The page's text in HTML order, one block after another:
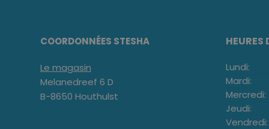
COORDONNÉES STESHA
Le magasin
Melanedreef 6 D
B-8650 Houthulst
HEURES
Lundi:
Mardi:
Mercredi:
Jeudi:
Vendredi: